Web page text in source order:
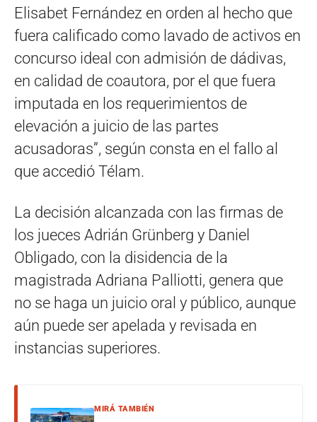
Elisabet Fernández en orden al hecho que
fuera calificado como lavado de activos en
concurso ideal con admisión de dádivas,
en calidad de coautora, por el que fuera
imputada en los requerimientos de
elevación a juicio de las partes
acusadoras”, según consta en el fallo al
que accedió Télam.
La decisión alcanzada con las firmas de
los jueces Adrián Grünberg y Daniel
Obligado, con la disidencia de la
magistrada Adriana Palliotti, genera que
no se haga un juicio oral y público, aunque
aún puede ser apelada y revisada en
instancias superiores.
MIRÁ TAMBIÉN